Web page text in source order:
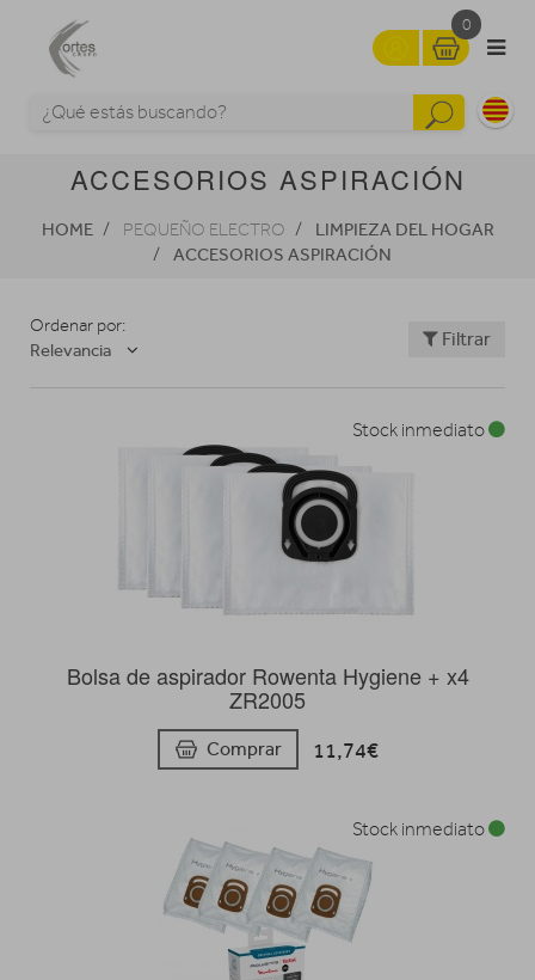
0
ACCESORIOS ASPIRACIÓN
HOME PEQUEÑO ELECTRO
LIMPIEZA DEL HOGAR
ACCESORIOS ASPIRACIÓN
Ordenar por:
Relevancia
Filtrar
Bolsa de aspirador Rowenta Hygiene + x4
ZR2005
Comprar 11,74€
Stock inmediato
Stock inmediato